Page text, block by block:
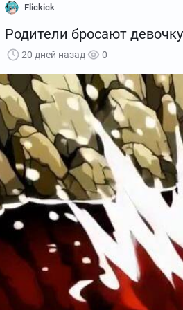
Flickick
Родители бросают
20 дней назад 0